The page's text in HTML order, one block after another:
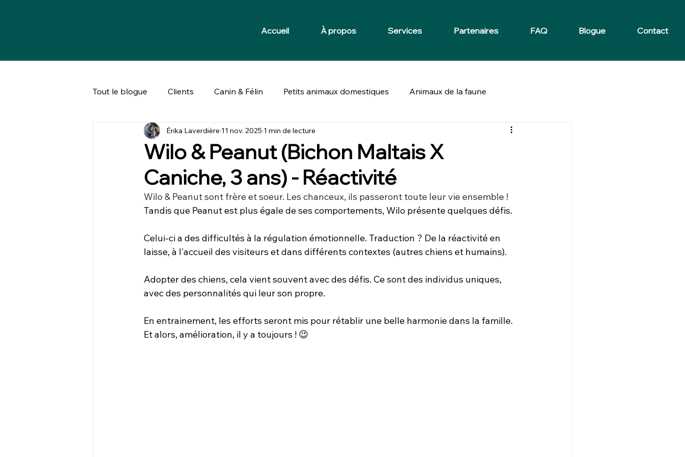
Accueil À propos Services Partenaires FAQ Blogue Contact
Tout le blogue Clients Canin & Félin Petits animaux domestiques Animaux de la faune
Bien-être animal & société
Wilo & Peanut (Bichon Maltais X
Caniche, 3 ans) - Réactivité
Érika Laverdière 11 nov. 2025 1 min de lecture
Wilo & Peanut sont frère et soeur. Les chanceux, ils passeront toute leur vie ensemble !
Tandis que Peanut est plus égale de ses comportements, Wilo présente quelques défis.
Celui-ci a des difficultés à la régulation émotionnelle. Traduction ? De la réactivité en
laisse, à l'accueil des visiteurs et dans différents contextes (autres chiens et humains).
Adopter des chiens, cela vient souvent avec des défis. Ce sont des individus uniques,
avec des personnalités qui leur son propre.
En entrainement, les efforts seront mis pour rétablir une belle harmonie dans la famille.
Et alors, amélioration, il y a toujours ! 😉